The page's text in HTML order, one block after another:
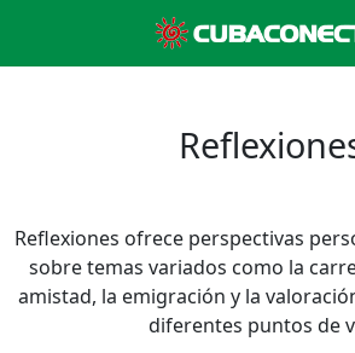
Reflexiones ofrece perspectivas
sobre temas variados como la
amistad, la emigración y la
diferentes puntos de